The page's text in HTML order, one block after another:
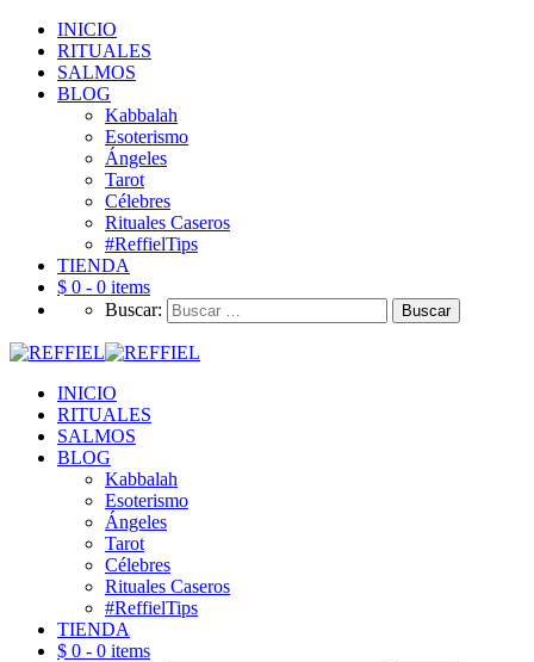
INICIO
RITUALES
SALMOS
BLOG
Kabbalah
Esoterismo
Ángeles
Tarot
Célebres
Rituales Caseros
#ReffielTips
TIENDA
$ 0 - 0 items
Buscar:
INICIO
RITUALES
SALMOS
BLOG
Kabbalah
Esoterismo
Ángeles
Tarot
Célebres
Rituales Caseros
#ReffielTips
TIENDA
$ 0 - 0 items